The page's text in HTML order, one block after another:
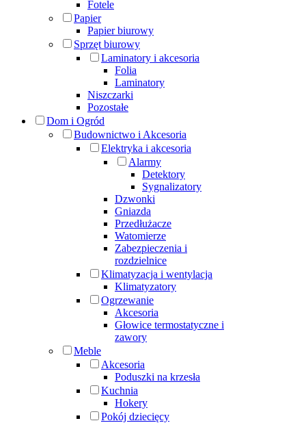
Fotele
Papier
Papier biurowy
Sprzęt biurowy
Laminatory i akcesoria
Folia
Laminatory
Niszczarki
Pozostałe
Dom i Ogród
Budownictwo i Akcesoria
Elektryka i akcesoria
Alarmy
Detektory
Sygnalizatory
Dzwonki
Gniazda
Przedłużacze
Watomierze
Zabezpieczenia i
rozdzielnice
Klimatyzacja i wentylacja
Klimatyzatory
Ogrzewanie
Akcesoria
Głowice termostatyczne i
zawory
Meble
Akcesoria
Poduszki na krzesła
Kuchnia
Hokery
Pokój dziecięcy